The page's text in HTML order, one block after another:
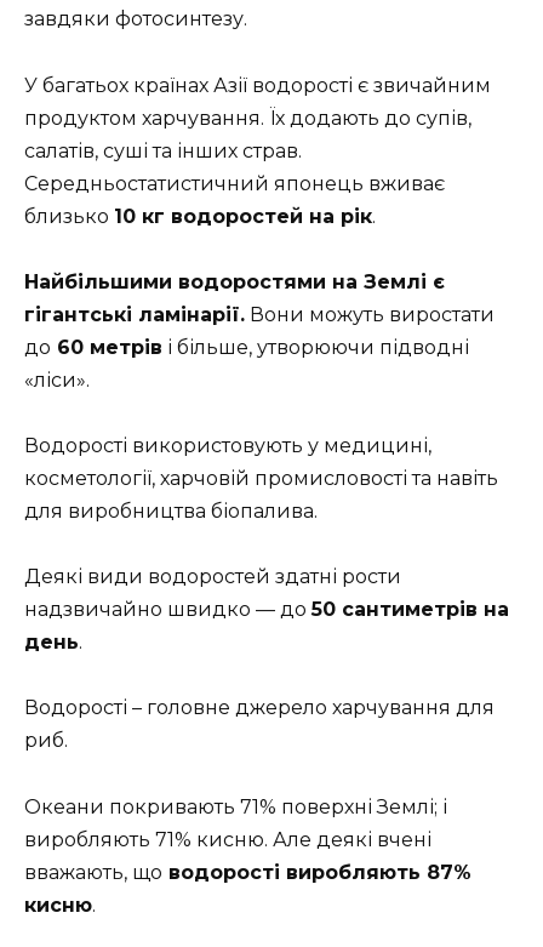
завдяки фотосинтезу.
У багатьох країнах Азії водорості є звичайним
продуктом харчування. Їх додають до супів,
салатів, суші та інших страв.
Середньостатистичний японець вживає
близько 10 кг водоростей на рік.
Найбільшими водоростями на Землі є
гігантські ламінарії. Вони можуть виростати
до 60 метрів і більше, утворюючи підводні
«ліси».
Водорості використовують у медицині,
косметології, харчовій промисловості та навіть
для виробництва біопалива.
Деякі види водоростей здатні рости
надзвичайно швидко — до50 сантиметрів на
день.
Водорості – головне джерело харчування для
риб.
Океани покривають 71% поверхні Землі; і
виробляють 71% кисню. Але деякі вчені
вважають, що водорості виробляють 87%
кисню.